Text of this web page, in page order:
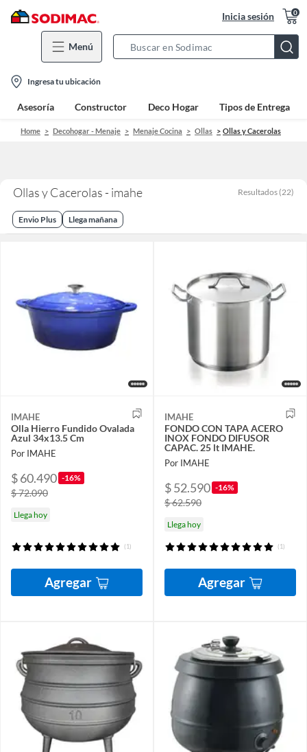
Inicia sesión 0
Menú
Bar
location-
icon
Ingresa tu ubicación
Asesoría Constructor Deco Hogar Tipos de Entrega
Home Decohogar - Menaje Menaje Cocina Ollas Ollas y Cacerolas
Ollas y Cacerolas - imahe Resultados (22)
Envio Plus Llega mañana
IMAHE
Olla Hierro Fundido Ovalada
Azul 34x13.5 Cm
Por IMAHE
$ 60.490 -16%
$ 72.090
Llega hoy
(1)
Agregar
IMAHE
FONDO CON TAPA ACERO
INOX FONDO DIFUSOR
CAPAC. 25 lt IMAHE.
Por IMAHE
$ 52.590 -16%
$ 62.590
Llega hoy
(1)
Agregar